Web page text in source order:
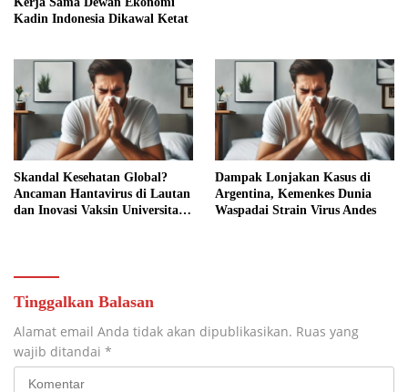
Kadin Indonesia Dikawal Ketat
Skandal Kesehatan Global?
Ancaman Hantavirus di Lautan
dan Inovasi Vaksin Universitas
Dampak Lonjakan Kasus di
Argentina, Kemenkes Dunia
Waspadai Strain Virus Andes
Tinggalkan Balasan
Alamat email Anda tidak akan dipublikasikan. Ruas yang
wajib ditandai *